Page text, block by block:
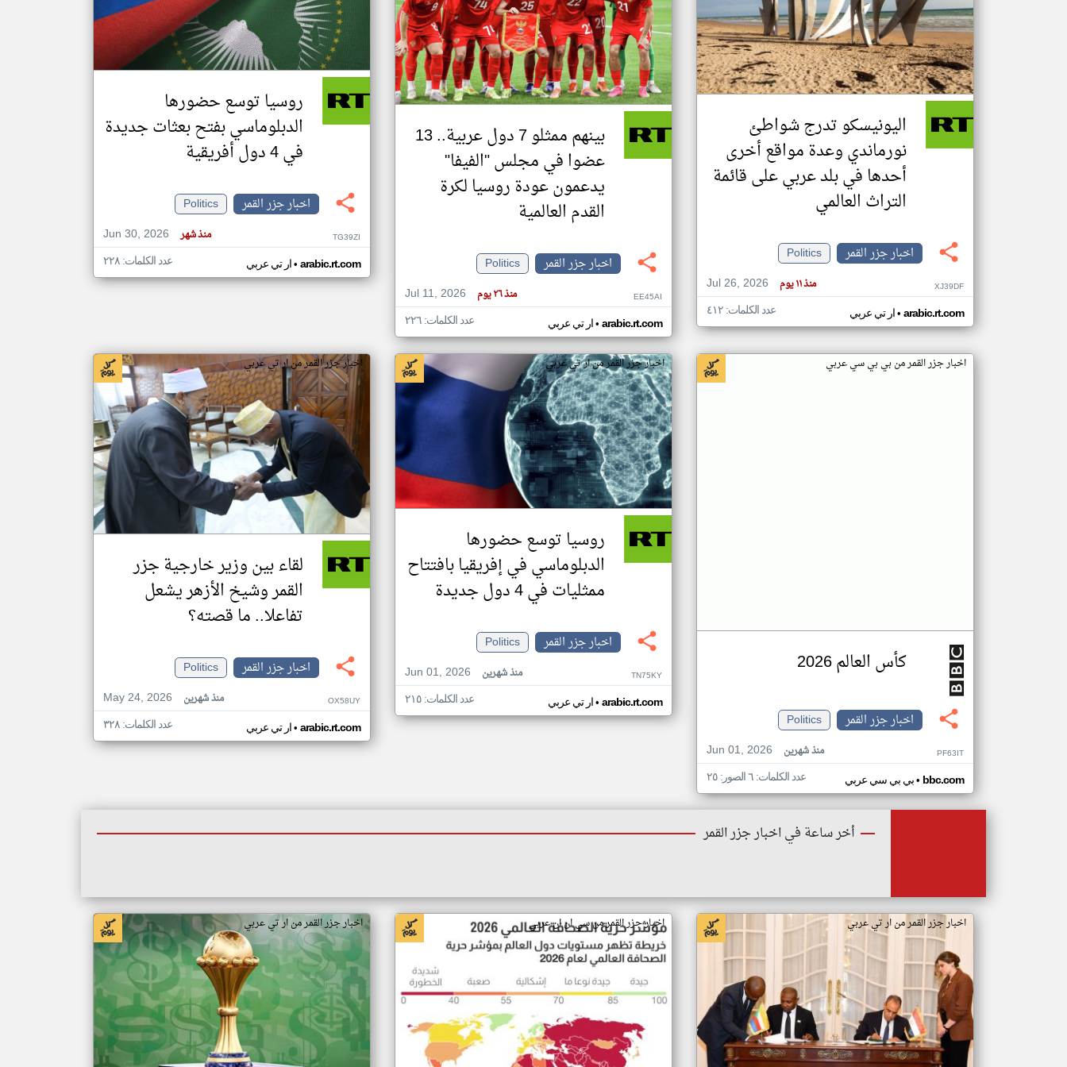
تغيير الدولة
اخبار جزر القمر على مدار الساعة
أهم اخبار جزر القمر العاجلة والمباشرة
اليونيسكو تدرج شواطئ
نورماندي وعدة مواقع أخرى
أحدها في بلد عربي على قائمة
التراث العالمي
اخبار جزر القمر
Politics
Jul 26, 2026
منذ ١١ يوم XJ39DF
ار تي عربي• arabic.rt.com عدد الكلمات: ٤١٢
بينهم ممثلو 7 دول عربية.. 13
عضوا في مجلس "الفيفا"
يدعمون عودة روسيا لكرة
القدم العالمية
اخبار جزر القمر
Politics
Jul 11, 2026
منذ ٢٦ يوم EE45AI
ار تي عربي• arabic.rt.com عدد الكلمات: ٢٢٦
روسيا توسع حضورها
الدبلوماسي بفتح بعثات جديدة
في 4 دول أفريقية
اخبار جزر القمر
Politics
Jun 30, 2026
منذ شهر TG39ZI
ار تي عربي• arabic.rt.com عدد الكلمات: ٢٢٨
اخبار جزر القمر من بي بي سي عربي
كأس العالم 2026
اخبار جزر القمر
Politics
Jun 01, 2026
منذ شهرين PF63IT
بي بي سي عربي• bbc.com عدد الكلمات: ٦ الصور: ٢٥
اخبار جزر القمر من ار تي عربي
روسيا توسع حضورها
الدبلوماسي في إفريقيا بافتتاح
ممثليات في 4 دول جديدة
اخبار جزر القمر
Politics
Jun 01, 2026
منذ شهرين TN75KY
ار تي عربي• arabic.rt.com عدد الكلمات: ٢١٥
اخبار جزر القمر من ار تي عربي
لقاء بين وزير خارجية جزر
القمر وشيخ الأزهر يشعل
تفاعلا.. ما قصته؟
اخبار جزر القمر
Politics
May 24, 2026
منذ شهرين OX58UY
ار تي عربي• arabic.rt.com عدد الكلمات: ٣٢٨
أخر ساعة في اخبار جزر القمر
اخبار جزر القمر من ار تي عربي اخبار جزر القمر من سي ان ان عربي اخبار جزر القمر من ار تي عربي
klyoum.com